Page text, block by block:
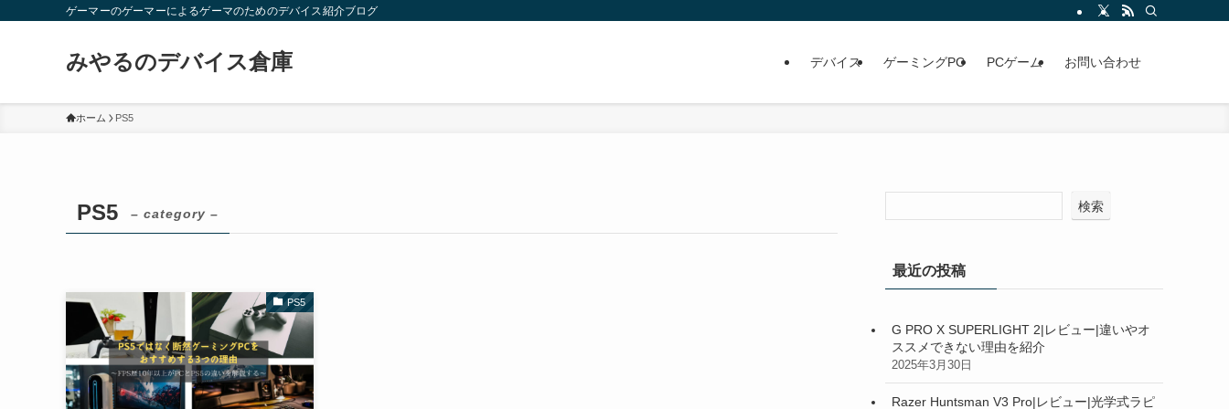
ゲーマーのゲーマーによるゲーマのためのデバイス紹介ブログ
みやるのデバイス倉庫 デバイス ゲーミングPC PCゲーム お問い合わせ
ホーム PS5
PS5 – category –
PS5
検索
最近の投稿
G PRO X SUPERLIGHT 2|レビュー|違いやオ
ススメできない理由を紹介
2025年3月30日
Razer Huntsman V3 Pro|レビュー|光学式ラピ